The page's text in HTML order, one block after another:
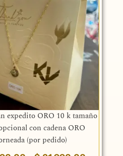
expedito ORO 10 k tamaño
con cadena ORO
(por pedido)
precios:
desde
$
hasta
$
tiene
múltiples
variantes.
Las
se
pueden
la
página
de